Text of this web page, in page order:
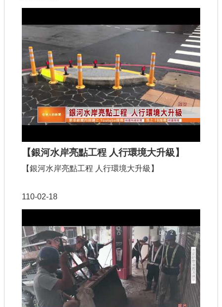
【銀河水岸亮點工程 人行環境大升級】
110-02-18
【銀河水岸亮點工程 人行環境大升級】